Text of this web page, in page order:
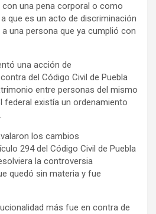
una pena corporal o como
que es un acto de discriminación
una persona que ya cumplió con
una acción de
del Código Civil de Puebla
entre personas del mismo
federal existía un ordenamiento
los cambios
294 del Código Civil de Puebla
la controversia
quedó sin materia y fue
más fue en contra de